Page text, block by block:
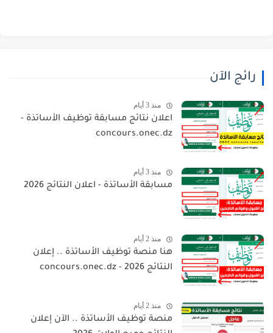
رائج الآن
منذ 3 أيام
اعلان نتائج مسابقة توظيف الأساتذة -
concours.onec.dz
منذ 3 أيام
مسابقة الأساتذة - اعلان النتائج 2026
منذ 2 أيام
هنا منصة توظيف الأساتذة .. إعلان
النتائج 2026 - concours.onec.dz
منذ 2 أيام
منصة توظيف الأساتذة .. الآن إعلان